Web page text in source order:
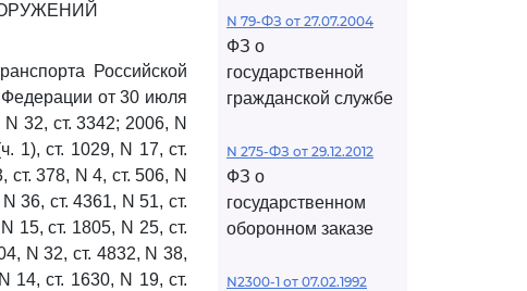
Российской
от 30 июля
32, ст. 3342; 2006, N
1), ст. 1029, N 17, ст.
378, N 4, ст. 506, N
36, ст. 4361, N 51, ст.
15, ст. 1805, N 25, ст.
N 32, ст. 4832, N 38,
14, ст. 1630, N 19, ст.
N 79-ФЗ от 27.07.2004
ФЗ о
государственной
гражданской службе
N 275-ФЗ от 29.12.2012
ФЗ о
государственном
оборонном заказе
N2300-1 от 07.02.1992